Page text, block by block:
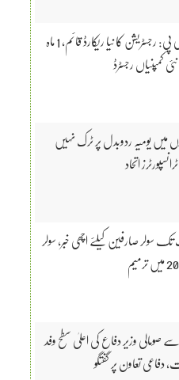
ایس ای سی پی: رجسٹریشن کا نیا ریکارڈ قائم، 1 ماہ
میں یومیہ ردوبدل پر ٹرک نہیں
اتحاد
تک سولر صارفین کیلئے اچھی خبر، سولر
صومالی وزیر دفاع کی اعلیٰ سطح وفد
دفاعی تعاون پر گفتگو